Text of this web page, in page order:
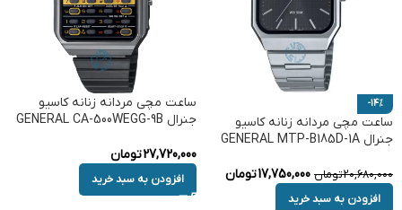
-14%
ساعت مچی مردانه زنانه کاسیو
جنرال GENERAL MTP-B185D-1A
20,680,000تومان 17,750,000تومان
افزودن به سبد خرید
ساعت مچی مردانه زنانه کاسیو
جنرال GENERAL CA-500WEGG-9B
27,720,000تومان
افزودن به سبد خرید